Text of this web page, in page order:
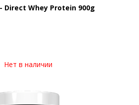
Direct Whey Protein 900g
Нет в наличии